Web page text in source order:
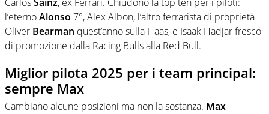
l’eternoAlonso 7°, Alex Albon, l’altro ferrarista di proprietà
Oliver Bearman quest’anno sulla Haas, e Isaak Hadjar fresco
di promozione dalla Racing Bulls alla Red Bull.
Miglior pilota 2025 per i team principal:
sempre Max
Cambiano alcune posizioni ma non la sostanza. Max